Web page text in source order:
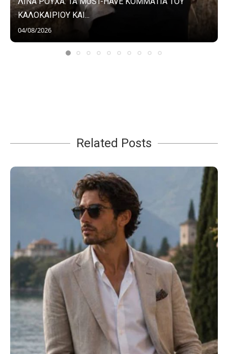
ΚΑΛΟΚΑΙΡΙΟΥ ΚΑΙ...
04/08/2026
Related Posts